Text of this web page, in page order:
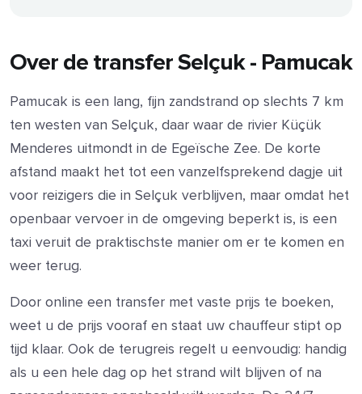
Over de transfer Selçuk - Pamucak
Pamucak is een lang, fijn zandstrand op slechts 7 km
ten westen van Selçuk, daar waar de rivier Küçük
Menderes uitmondt in de Egeïsche Zee. De korte
afstand maakt het tot een vanzelfsprekend dagje uit
voor reizigers die in Selçuk verblijven, maar omdat het
openbaar vervoer in de omgeving beperkt is, is een
taxi veruit de praktischste manier om er te komen en
weer terug.
Door online een transfer met vaste prijs te boeken,
weet u de prijs vooraf en staat uw chauffeur stipt op
tijd klaar. Ook de terugreis regelt u eenvoudig: handig
als u een hele dag op het strand wilt blijven of na